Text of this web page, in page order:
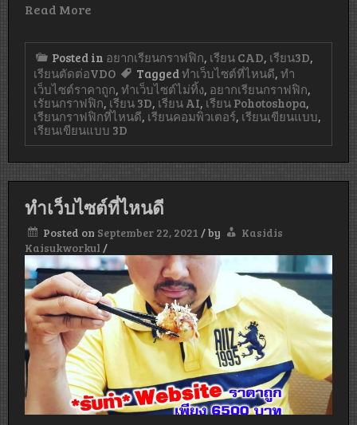
Read More
Posted in อยากเรียนกราฟฟิก, เรียน CAD, เรียน3D,
เรียนตัดต่อVDO
Taggedทำเว็บไซต์ที่ไหนดี, ทำ
เว็บไซต์ราคาถูก, ทำเว็บไซต์ไม่ทิ้ง, อยากเรียนกราฟฟิก,
เรัยนกราฟฟิก, เรียน 3D, เรียน AI, เรียน Pohotoshopa,
เรียนกราฟฟิกที่ไหนดี, เรียนคอมพิวเตอร์, เรียนเขียนแบบ,
เรียนเขียนแบบ 3D
ทําเว็บไซต์ที่ไหนดี
Posted on September 22, 2021 /by
Kasidis
Kaisukworkul /